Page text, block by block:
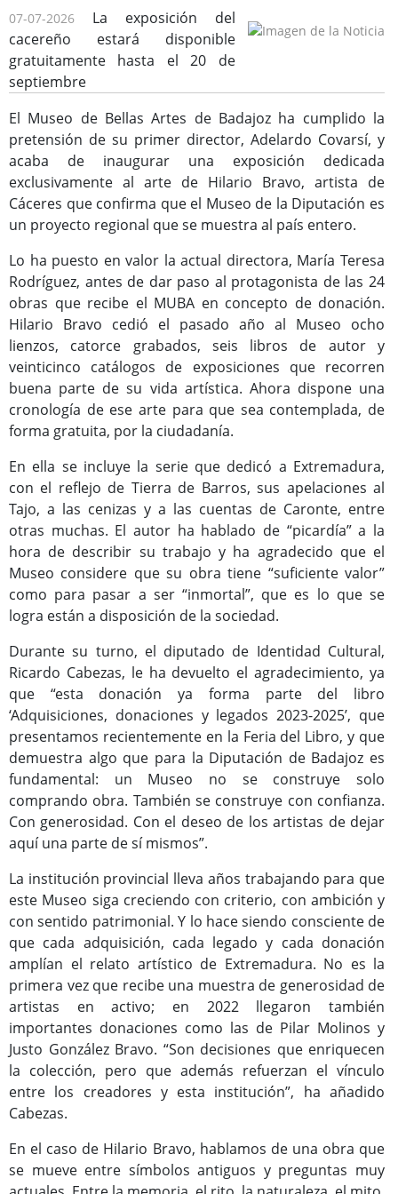
Programas Culturales
07-07-2026 La exposición del
cacereño estará disponible
gratuitamente hasta el 20 de
septiembre
El Museo de Bellas Artes de Badajoz ha cumplido la
pretensión de su primer director, Adelardo Covarsí, y
acaba de inaugurar una exposición dedicada
exclusivamente al arte de Hilario Bravo, artista de
Cáceres que confirma que el Museo de la Diputación es
un proyecto regional que se muestra al país entero.
Lo ha puesto en valor la actual directora, María Teresa
Rodríguez, antes de dar paso al protagonista de las 24
obras que recibe el MUBA en concepto de donación.
Hilario Bravo cedió el pasado año al Museo ocho
lienzos, catorce grabados, seis libros de autor y
veinticinco catálogos de exposiciones que recorren
buena parte de su vida artística. Ahora dispone una
cronología de ese arte para que sea contemplada, de
forma gratuita, por la ciudadanía.
En ella se incluye la serie que dedicó a Extremadura,
con el reflejo de Tierra de Barros, sus apelaciones al
Tajo, a las cenizas y a las cuentas de Caronte, entre
otras muchas. El autor ha hablado de “picardía” a la
hora de describir su trabajo y ha agradecido que el
Museo considere que su obra tiene “suficiente valor”
como para pasar a ser “inmortal”, que es lo que se
logra están a disposición de la sociedad.
Durante su turno, el diputado de Identidad Cultural,
Ricardo Cabezas, le ha devuelto el agradecimiento, ya
que “esta donación ya forma parte del libro
‘Adquisiciones, donaciones y legados 2023-2025’, que
presentamos recientemente en la Feria del Libro, y que
demuestra algo que para la Diputación de Badajoz es
fundamental: un Museo no se construye solo
comprando obra. También se construye con confianza.
Con generosidad. Con el deseo de los artistas de dejar
aquí una parte de sí mismos”.
La institución provincial lleva años trabajando para que
este Museo siga creciendo con criterio, con ambición y
con sentido patrimonial. Y lo hace siendo consciente de
que cada adquisición, cada legado y cada donación
amplían el relato artístico de Extremadura. No es la
primera vez que recibe una muestra de generosidad de
artistas en activo; en 2022 llegaron también
importantes donaciones como las de Pilar Molinos y
Justo González Bravo. “Son decisiones que enriquecen
la colección, pero que además refuerzan el vínculo
entre los creadores y esta institución”, ha añadido
Cabezas.
En el caso de Hilario Bravo, hablamos de una obra que
se mueve entre símbolos antiguos y preguntas muy